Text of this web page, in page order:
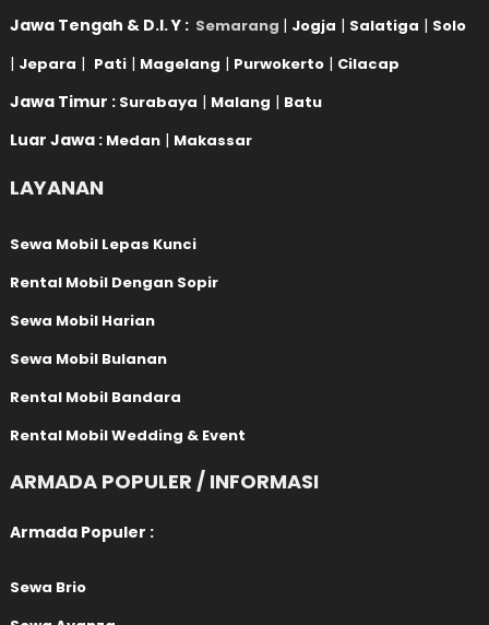
Jawa Tengah & D.I. Y : Semarang | Jogja | Salatiga | Solo
| Jepara | Pati | Magelang | Purwokerto | Cilacap
Jawa Timur : Surabaya | Malang | Batu
Luar Jawa : Medan | Makassar
LAYANAN
Sewa Mobil Lepas Kunci
Rental Mobil Dengan Sopir
Sewa Mobil Harian
Sewa Mobil Bulanan
Rental Mobil Bandara
Rental Mobil Wedding & Event
ARMADA POPULER / INFORMASI
Armada Populer :
Sewa Brio